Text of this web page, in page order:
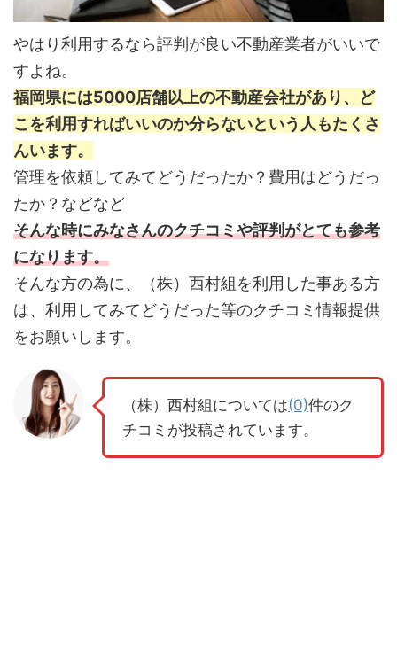
やはり利用するなら評判が良い不動産業者がいいで
すよね。
福岡県には5000店舗以上の不動産会社があり、ど
こを利用すればいいのか分らないという人もたくさ
んいます。
管理を依頼してみてどうだったか？費用はどうだっ
たか？などなど
そんな時にみなさんのクチコミや評判がとても参考
になります。
そんな方の為に、（株）西村組を利用した事ある方
は、利用してみてどうだった等のクチコミ情報提供
をお願いします。
（株）西村組については(0)件のク
チコミが投稿されています。